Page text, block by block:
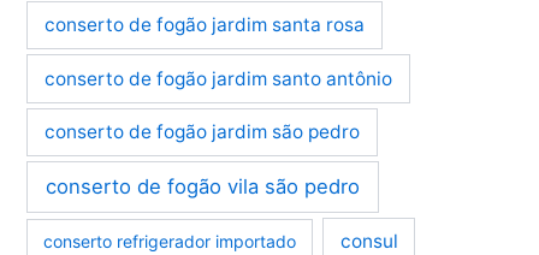
conserto de fogão jardim santa rosa
conserto de fogão jardim santo antônio
conserto de fogão jardim são pedro
conserto de fogão vila são pedro
conserto refrigerador importado consul